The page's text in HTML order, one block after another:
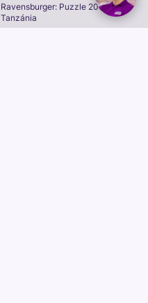
Ravensburger: Puzzle 200 db -
Tanzánia